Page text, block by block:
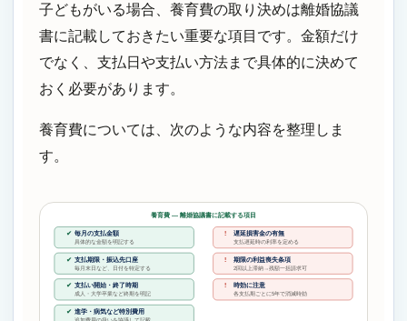
子どもがいる場合、養育費の取り決めは離婚協議
書に記載しておきたい重要な項目です。金額だけ
でなく、支払日や支払い方法まで具体的に決めて
おく必要があります。
養育費については、次のような内容を整理しま
す。
養育費 ― 離婚協議書に記載する項目
✔ 毎月の支払金額
具体的な金額を明記する
✔ 支払期限・振込先口座
毎月末日など、日付を特定する
✔ 支払い開始・終了時期
成人・大学卒業など終期を明記
✔ 進学・病気など特別費用
追加費用の扱いを協議して記載
! 遅延損害金の有無
支払遅延時の利率を定める
! 期限の利益喪失条項
2回以上滞納→残額一括請求可
! 時効に注意
各支払期ごとに5年で消滅時効